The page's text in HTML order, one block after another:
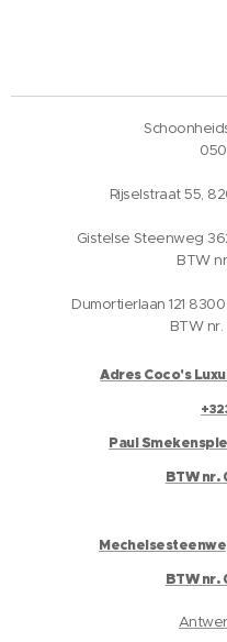
Rijselstraat 55,
Gistelse Steenweg
BTW
Dumortierlaan 121
BTW
Adres Coco's
Paul
BTW nr.
BTW nr.